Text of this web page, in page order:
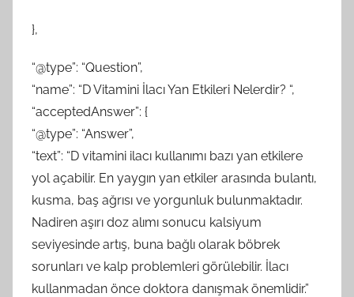
},
“@type”: “Question”,
“name”: “D Vitamini İlacı Yan Etkileri Nelerdir? “,
“acceptedAnswer”: {
“@type”: “Answer”,
“text”: “D vitamini ilacı kullanımı bazı yan etkilere
yol açabilir. En yaygın yan etkiler arasında bulantı,
kusma, baş ağrısı ve yorgunluk bulunmaktadır.
Nadiren aşırı doz alımı sonucu kalsiyum
seviyesinde artış, buna bağlı olarak böbrek
sorunları ve kalp problemleri görülebilir. İlacı
kullanmadan önce doktora danışmak önemlidir.”